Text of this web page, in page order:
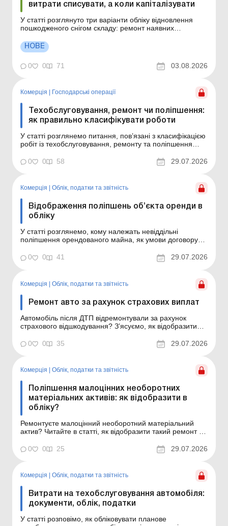
витрати списувати, а коли капіталізувати
У статті розглянуто три варіанти обліку відновлення
пошкодженого снігом складу: ремонт наявних
частини та поєднання ремонтних і капітальних робіт в
одному кошторисі. Чи завжди капітальний ремонт даху
потрібно обліковувати на рахунку 151? Назв...
НОВЕ
0 0 71 03.08.2026
Комерція Господарські операції
Техобслуговування, ремонт чи поліпшення:
як правильно класифікувати роботи
У статті розглянемо питання, пов’язані з класифікацією
робіт із техобслуговування, ремонту та поліпшення
(витрат), зокрема обліку капітальних ремонтів. Як
визначити, чи є виконані роботи ремонтом чи
0 0 58 29.07.2026
Комерція Облік, податки та звiтнiсть
Відображення поліпшень об’єкта оренди в
обліку
У статті розглянемо, кому належать невіддільні
поліпшення орендованого майна, як умови договору
також які наслідки із податку на прибуток і ПДВ
виникають у разі компенсації або безоплатної передачі
0 0 41 29.07.2026
Комерція | Облік, податки та звiтнiсть
Ремонт авто за рахунок страхових виплат
Автомобіль після ДТП відремонтували за рахунок
страхового відшкодування? З’ясуємо, як відобразити
зобов’язання з ПДВ залежно від того, кому страхова
компанія перераховує кошти – власнику авто чи
0 0 35 29.07.2026
Комерція Облік, податки та звiтнiсть
Поліпшення малоцінних необоротних
матеріальних активів: як відобразити в
обліку?
Ремонтуєте малоцінний необоротний матеріальний
актив? Читайте в статті, як відобразити такий ремонт у
Основні засоби: ремонти, модернізація, реконструкція
0 0 25 29.07.2026
Комерція Облік, податки та звiтнiсть
Витрати на техобслуговування автомобіля:
документи, облік, податки
У статті розповімо, як обліковувати планове